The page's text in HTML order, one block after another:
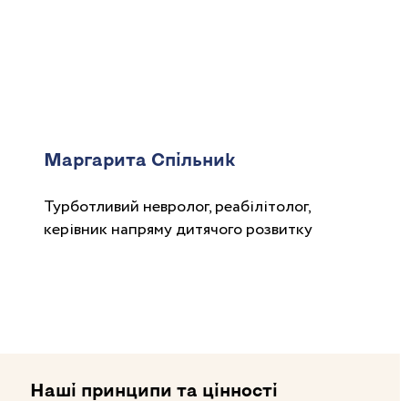
Наші принципи та цінності
Маргарита Спільник
Турботливий невролог, реабілітолог,
керівник напряму дитячого розвитку